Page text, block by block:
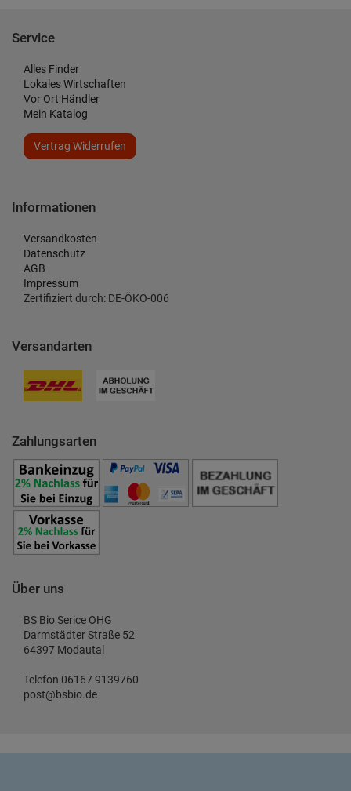
Service
Alles Finder
Lokales Wirtschaften
Vor Ort Händler
Mein Katalog
Vertrag Widerrufen
Informationen
Versandkosten
Datenschutz
AGB
Impressum
Zertifiziert durch: DE-ÖKO-006
Versandarten
Zahlungsarten
Über uns
BS Bio Serice OHG
Darmstädter Straße 52
64397 Modautal
Telefon 06167 9139760
post@bsbio.de